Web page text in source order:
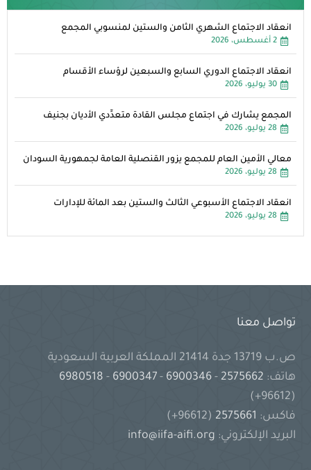
انعقاد الاجتماع الشهري الثامن والستين لمنسوبي المجمع
2 أغسطس، 2026
انعقاد الاجتماع الدوري السابع والسبعين لرؤساء الأقسام
30 يوليو، 2026
المجمع يشارك في اجتماع مجلس القادة متعدِّدي الأديان بجنيف
28 يوليو، 2026
معالي الأمين العام للمجمع يزور القنصلية العامة لجمهورية السودان
28 يوليو، 2026
انعقاد الاجتماع الأسبوعي الثالث والستين بعد المائة للإدارات
28 يوليو، 2026
تواصل معنا
ص.ب 13719 جدة 21414 المملكة العربية السعودية
هاتف:
-
6900346
-
6900347
-
(96612+)
فاكس:
(96612+)
البريد الإلكتروني: info@iifa-aifi.org